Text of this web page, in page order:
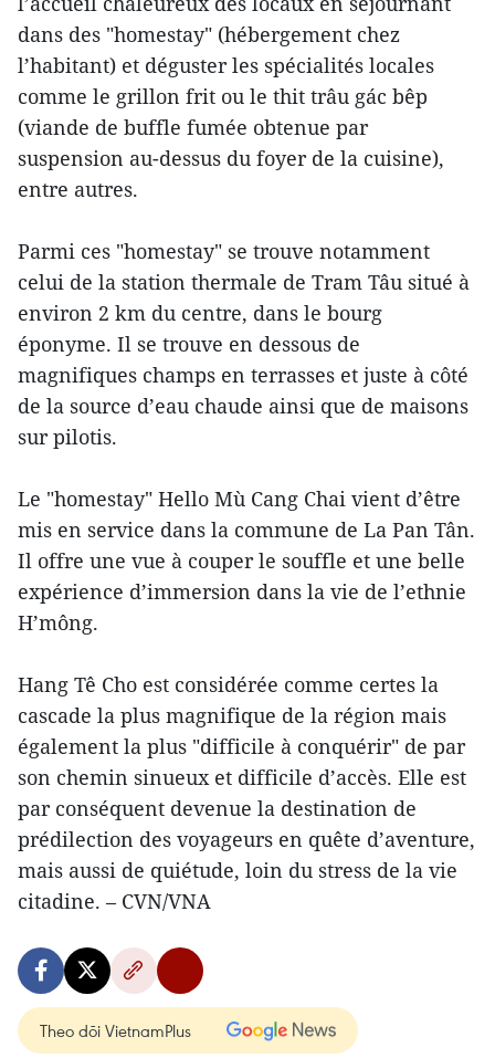
dans des "homestay" (hébergement chez
l’habitant) et déguster les spécialités locales
comme le grillon frit ou le thit trâu gác bêp
(viande de buffle fumée obtenue par
suspension au-dessus du foyer de la cuisine),
entre autres.
Parmi ces "homestay" se trouve notamment
celui de la station thermale de Tram Tâu situé à
environ 2 km du centre, dans le bourg
éponyme. Il se trouve en dessous de
magnifiques champs en terrasses et juste à côté
de la source d’eau chaude ainsi que de maisons
sur pilotis.
Le "homestay" Hello Mù Cang Chai vient d’être
mis en service dans la commune de La Pan Tân.
Il offre une vue à couper le souffle et une belle
expérience d’immersion dans la vie de l’ethnie
H’mông.
Hang Tê Cho est considérée comme certes la
cascade la plus magnifique de la région mais
également la plus "difficile à conquérir" de par
son chemin sinueux et difficile d’accès. Elle est
par conséquent devenue la destination de
prédilection des voyageurs en quête d’aventure,
mais aussi de quiétude, loin du stress de la vie
citadine. – CVN/VNA
Theo dõi VietnamPlus